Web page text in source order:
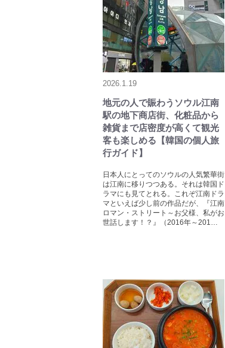
2026.1.19
地元の人で賑わうソウル江南
駅の地下商店街、化粧品から
雑貨まで店密度が高くて観光
客も楽しめる【韓国の個人旅
行ガイド】
日本人にとってのソウルの人気繁華街
は江南に移りつつある。それは韓国ド
ラマにも見てとれる。これぞ江南ドラ
マといえば少し前の作品だが、『江南
ロマン・ストリート～お父様、私がお
世話します！？』（2016年～201…